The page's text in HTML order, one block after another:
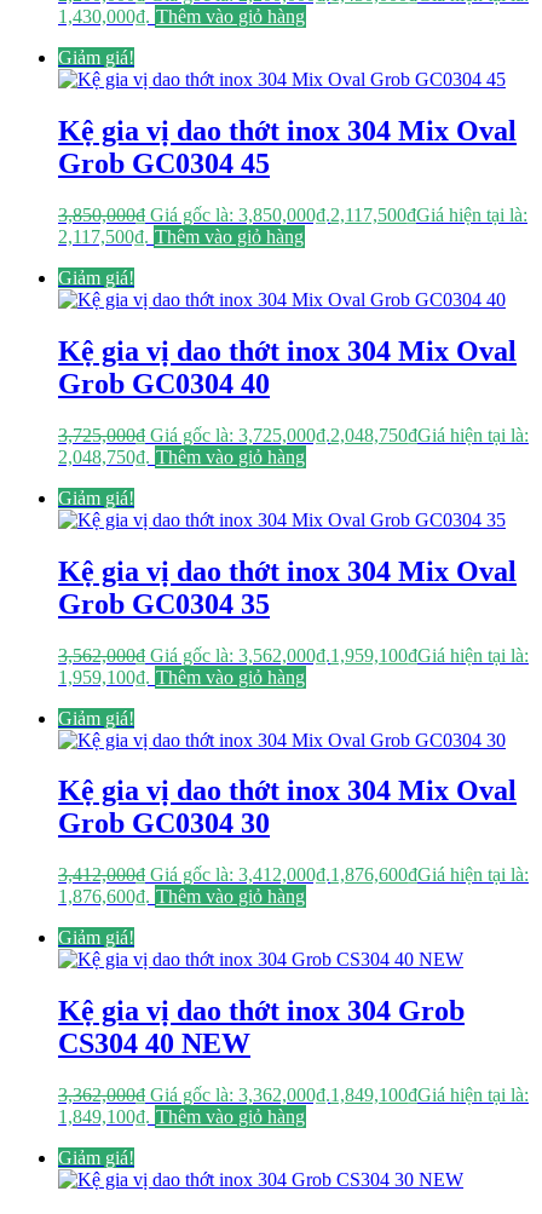
1,430,000₫. Thêm vào giỏ hàng
Giảm giá!
Kệ gia vị dao thớt inox 304 Mix Oval
Grob GC0304 45
3,850,000₫ Giá gốc là: 3,850,000₫.2,117,500₫Giá hiện tại là:
2,117,500₫. Thêm vào giỏ hàng
Giảm giá!
Kệ gia vị dao thớt inox 304 Mix Oval
Grob GC0304 40
3,725,000₫ Giá gốc là: 3,725,000₫.2,048,750₫Giá hiện tại là:
2,048,750₫. Thêm vào giỏ hàng
Giảm giá!
Kệ gia vị dao thớt inox 304 Mix Oval
Grob GC0304 35
3,562,000₫ Giá gốc là: 3,562,000₫.1,959,100₫Giá hiện tại là:
1,959,100₫. Thêm vào giỏ hàng
Giảm giá!
Kệ gia vị dao thớt inox 304 Mix Oval
Grob GC0304 30
3,412,000₫ Giá gốc là: 3,412,000₫.1,876,600₫Giá hiện tại là:
1,876,600₫. Thêm vào giỏ hàng
Giảm giá!
Kệ gia vị dao thớt inox 304 Grob
CS304 40 NEW
3,362,000₫ Giá gốc là: 3,362,000₫.1,849,100₫Giá hiện tại là:
1,849,100₫. Thêm vào giỏ hàng
Giảm giá!